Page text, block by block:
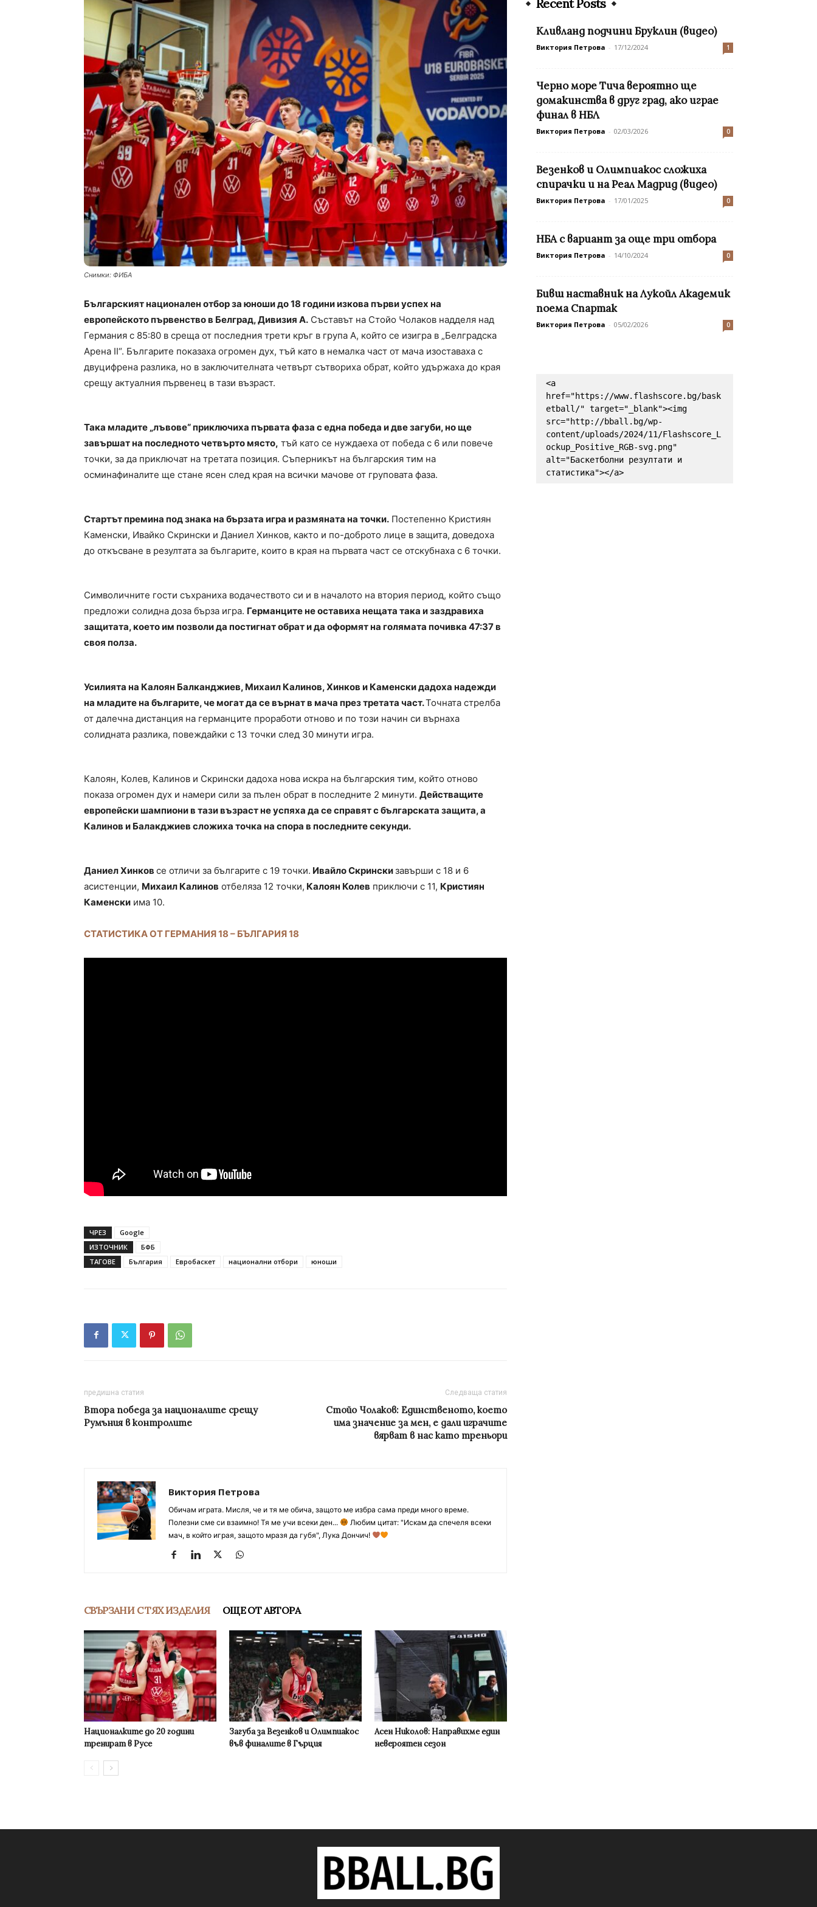
Снимки: ФИБА
Българският национален отбор за юноши до 18 години изкова първи успех на
европейското първенство в Белград, Дивизия А. Съставът на Стойо Чолаков надделя над
Германия с 85:80 в среща от последния трети кръг в група А, който се изигра в „Белградска
Арена II“. Българите показаха огромен дух, тъй като в немалка част от мача изоставаха с
двуцифрена разлика, но в заключителната четвърт сътвориха обрат, който удържаха до края
срещу актуалния първенец в тази възраст.
Така младите „лъвове“ приключиха първата фаза с една победа и две загуби, но ще
завършат на последното четвърто място, тъй като се нуждаеха от победа с 6 или повече
точки, за да приключат на третата позиция. Съперникът на българския тим на
осминафиналите ще стане ясен след края на всички мачове от груповата фаза.
Стартът премина под знака на бързата игра и размяната на точки. Постепенно Кристиян
Каменски, Ивайко Скрински и Даниел Хинков, както и по-доброто лице в защита, доведоха
до откъсване в резултата за българите, които в края на първата част се отскубнаха с 6 точки.
Символичните гости съхраниха водачеството си и в началото на втория период, който също
предложи солидна доза бърза игра. Германците не оставиха нещата така и заздравиха
защитата, което им позволи да постигнат обрат и да оформят на голямата почивка 47:37 в
своя полза.
Усилията на Калоян Балканджиев, Михаил Калинов, Хинков и Каменски дадоха надежди
на младите на българите, че могат да се върнат в мача през третата част.Точната стрелба
от далечна дистанция на германците проработи отново и по този начин си върнаха
солидната разлика, повеждайки с 13 точки след 30 минути игра.
Калоян, Колев, Калинов и Скрински дадоха нова искра на българския тим, който отново
показа огромен дух и намери сили за пълен обрат в последните 2 минути. Действащите
европейски шампиони в тази възраст не успяха да се справят с българската защита, а
Калинов и Балакджиев сложиха точка на спора в последните секунди.
Даниел Хинков се отличи за българите с 19 точки. Ивайло Скринскизавърши с 18 и 6
асистенции, Михаил Калинов отбеляза 12 точки, Калоян Колев приключи с 11, Кристиян
Каменски има 10.
СТАТИСТИКА ОТ ГЕРМАНИЯ 18 – БЪЛГАРИЯ 18
ЧРЕЗ
Google
ИЗТОЧНИК
БФБ
ТАГОВЕ
България Евробаскет национални отбори юноши
предишна статия
Втора победа за националите срещу
Румъния в контролите
Следваща статия
Стойо Чолаков: Единственото, което
има значение за мен, е дали играчите
вярват в нас като треньори
Виктория Петрова
Обичам играта. Мисля, че и тя ме обича, защото ме избра сама преди много време.
Полезни сме си взаимно! Тя ме учи всеки ден...
Любим цитат: "Искам да спечеля всеки
мач, в който играя, защото мразя да губя", Лука Дончич!
СВЪРЗАНИ С ТЯХ ИЗДЕЛИЯ ОЩЕ ОТ АВТОРА
Националките до 20 години
тренират в Русе
Загуба за Везенков и Олимпиакос
във финалите в Гърция
Асен Николов: Направихме един
невероятен сезон
Recent Posts
Кливланд подчини Бруклин (видео)
Виктория Петрова - 17/12/2024 1
Черно море Тича вероятно ще
домакинства в друг град, ако играе
финал в НБЛ
Виктория Петрова - 02/03/2026 0
Везенков и Олимпиакос сложиха
спирачки и на Реал Мадрид (видео)
Виктория Петрова - 17/01/2025 0
НБА с вариант за още три отбора
Виктория Петрова - 14/10/2024 0
Бивш наставник на Лукойл Академик
поема Спартак
Виктория Петрова - 05/02/2026 0
<a
href="https://www.flashscore.bg/bask
etball/" target="_blank"><img
src="http://bball.bg/wp-
content/uploads/2024/11/Flashscore_L
ockup_Positive_RGB-svg.png"
alt="Баскетболни резултати и
статистика"></a>